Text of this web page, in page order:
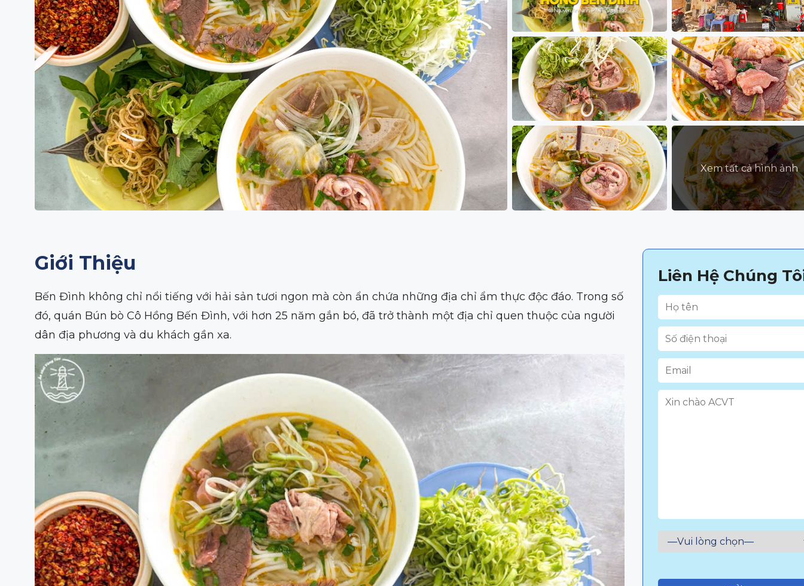
Xem tất cả hình ảnh
Giới Thiệu
Bến Đình không chỉ nổi tiếng với hải sản tươi ngon mà còn ẩn chứa những địa chỉ ẩm thực độc đáo. Trong số
đó, quán Bún bò Cô Hồng Bến Đình, với hơn 25 năm gắn bó, đã trở thành một địa chỉ quen thuộc của người
dân địa phương và du khách gần xa.
Liên Hệ Chúng